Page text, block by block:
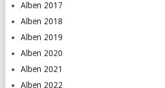
Alben 2017
Alben 2018
Alben 2019
Alben 2020
Alben 2021
Alben 2022